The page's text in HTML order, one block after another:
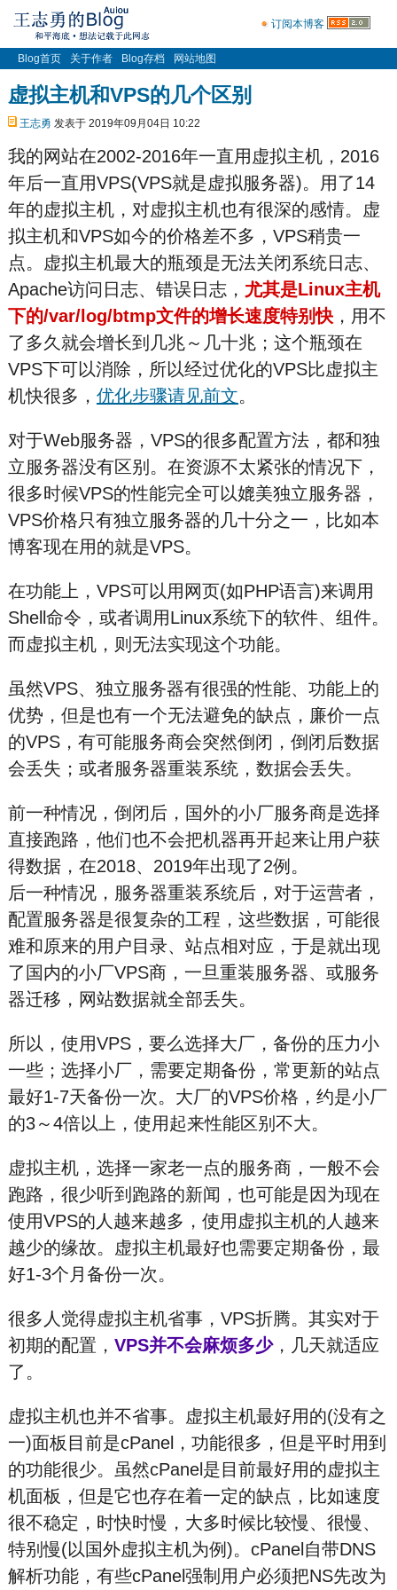
订阅本博客
Blog首页 关于作者 Blog存档 网站地图
虚拟主机和VPS的几个区别
王志勇 发表于 2019年09月04日 10:22
我的网站在2002-2016年一直用虚拟主机，2016
年后一直用VPS(VPS就是虚拟服务器)。用了14
年的虚拟主机，对虚拟主机也有很深的感情。虚
拟主机和VPS如今的价格差不多，VPS稍贵一
点。虚拟主机最大的瓶颈是无法关闭系统日志、
Apache访问日志、错误日志， 尤其是Linux主机
下的/var/log/btmp文件的增长速度特别快，用不
了多久就会增长到几兆～几十兆；这个瓶颈在
VPS下可以消除，所以经过优化的VPS比虚拟主
机快很多， 优化步骤请见前文。
对于Web服务器，VPS的很多配置方法，都和独
立服务器没有区别。在资源不太紧张的情况下，
很多时候VPS的性能完全可以媲美独立服务器，
VPS价格只有独立服务器的几十分之一，比如本
博客现在用的就是VPS。
在功能上，VPS可以用网页(如PHP语言)来调用
Shell命令，或者调用Linux系统下的软件、组件。
而虚拟主机，则无法实现这个功能。
虽然VPS、独立服务器有很强的性能、功能上的
优势，但是也有一个无法避免的缺点，廉价一点
的VPS，有可能服务商会突然倒闭，倒闭后数据
会丢失；或者服务器重装系统，数据会丢失。
前一种情况，倒闭后，国外的小厂服务商是选择
直接跑路，他们也不会把机器再开起来让用户获
得数据，在2018、2019年出现了2例。
后一种情况，服务器重装系统后，对于运营者，
配置服务器是很复杂的工程，这些数据，可能很
难和原来的用户目录、站点相对应，于是就出现
了国内的小厂VPS商，一旦重装服务器、或服务
器迁移，网站数据就全部丢失。
所以，使用VPS，要么选择大厂，备份的压力小
一些；选择小厂，需要定期备份，常更新的站点
最好1-7天备份一次。大厂的VPS价格，约是小厂
的3～4倍以上，使用起来性能区别不大。
虚拟主机，选择一家老一点的服务商，一般不会
跑路，很少听到跑路的新闻，也可能是因为现在
使用VPS的人越来越多，使用虚拟主机的人越来
越少的缘故。虚拟主机最好也需要定期备份，最
好1-3个月备份一次。
很多人觉得虚拟主机省事，VPS折腾。其实对于
初期的配置， VPS并不会麻烦多少，几天就适应
了。
虚拟主机也并不省事。虚拟主机最好用的(没有之
一)面板目前是cPanel，功能很多，但是平时用到
的功能很少。虽然cPanel是目前最好用的虚拟主
机面板，但是它也存在着一定的缺点，比如速度
很不稳定，时快时慢，大多时候比较慢、很慢、
特别慢(以国外虚拟主机为例)。cPanel自带DNS
解析功能，有些cPanel强制用户必须把NS先改为